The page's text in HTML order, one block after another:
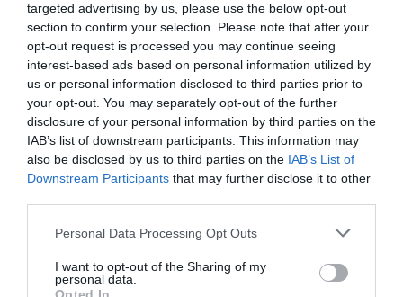
targeted advertising by us, please use the below opt-out
section to confirm your selection. Please note that after your
opt-out request is processed you may continue seeing
interest-based ads based on personal information utilized by
us or personal information disclosed to third parties prior to
your opt-out. You may separately opt-out of the further
disclosure of your personal information by third parties on the
IAB’s list of downstream participants. This information may
also be disclosed by us to third parties on the IAB’s List of
Downstream Participants that may further disclose it to other
Please note that this website/app uses one or more Google
not limited to your visit or usage behaviour. You may click to
grant or deny consent to Google and its third-party tags to
Personal Data Processing Opt Outs
I want to opt-out of the Sharing of my
personal data.
Ειδήσεις σήμερα
Τσίπρας: Στις 2 Σεπτεμβρίου η παρουσίαση
του οικονομικού προγράμματος της ΕΛ.Α.Σ.
στη Θεσσαλονίκη
Παλαιό Φάληρο: Συνελήφθη 49χρονος ως
μέλος της εγκληματικής οργάνωσης του
“Έντικ” – Κατηγορείται για εκβιασμούς και
ξυλοδαρμούς επιχειρηματιών
Καταγγελία για ξυλοδαρμό ειδικευόμενης